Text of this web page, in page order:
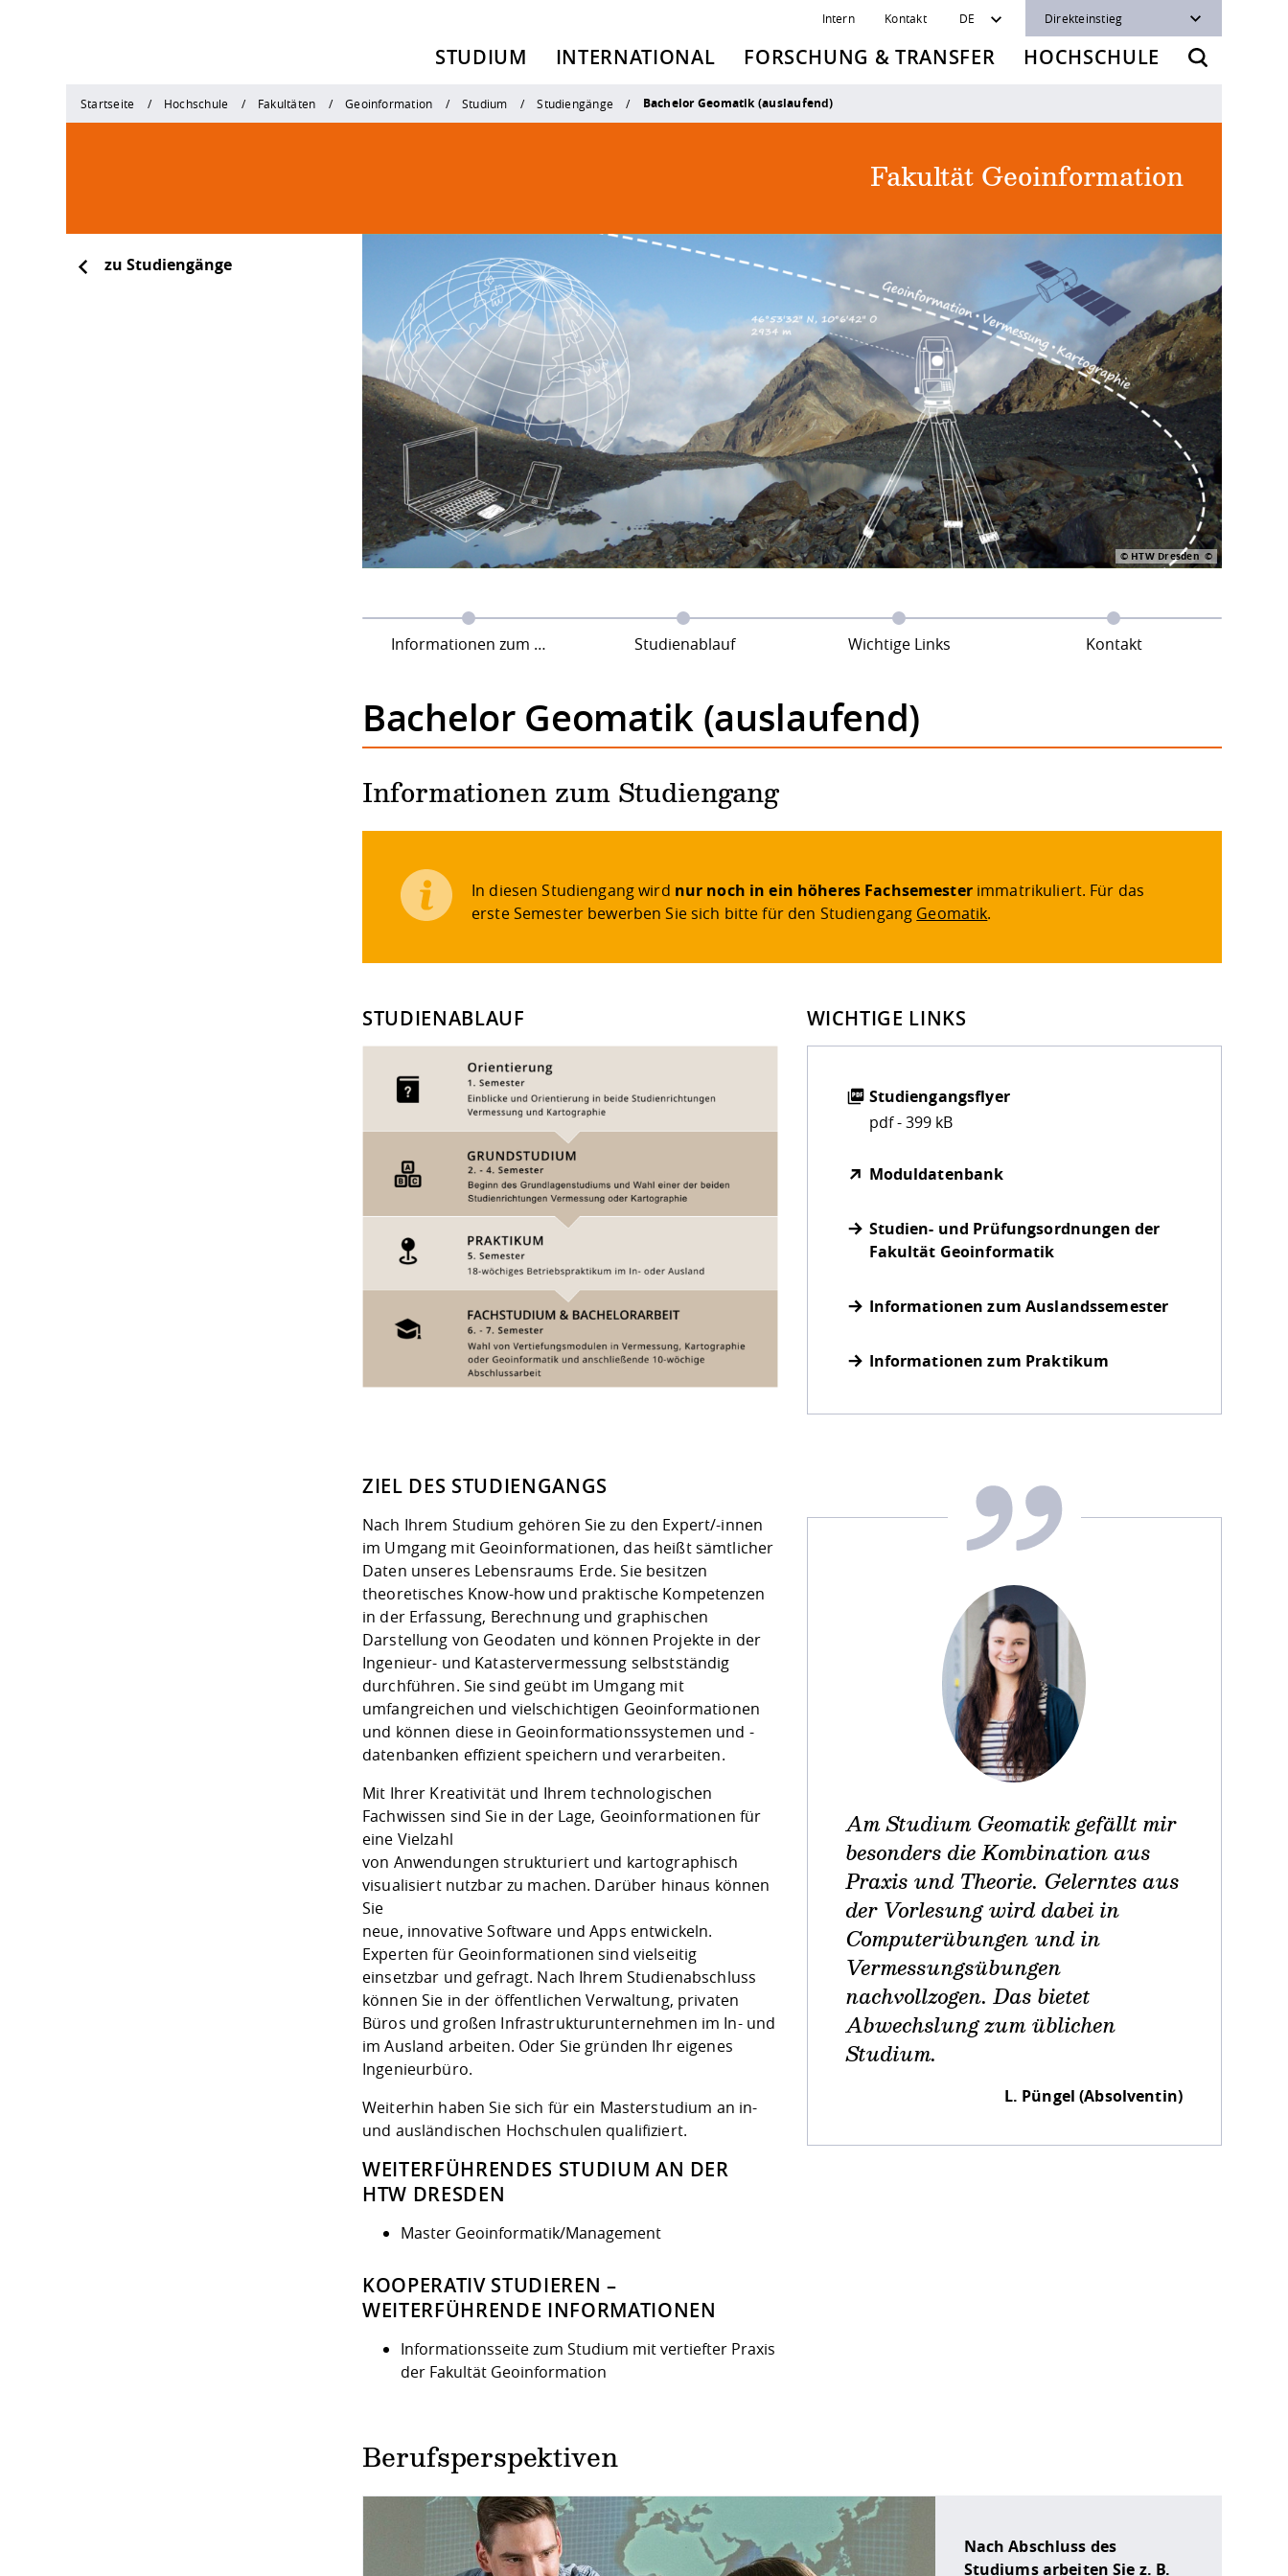
Intern Kontakt DE Direkteinstieg
STUDIUM INTERNATIONAL FORSCHUNG & TRANSFER HOCHSCHULE
Startseite Hochschule Fakultäten Geoinformation Studium Studiengänge Bachelor Geomatik (auslaufend)
Fakultät Geoinformation
zu Studiengänge
© HTW Dresden
Informationen zum Studiengang Studienablauf Wichtige Links Kontakt
Bachelor Geomatik (auslaufend)
Informationen zum Studiengang
In diesen Studiengang wird nur noch in ein höheres Fachsemesterimmatrikuliert. Für das
erste Semester bewerben Sie sich bitte für den Studiengang Geomatik.
STUDIENABLAUF WICHTIGE LINKS
Studiengangsflyer
pdf - 399 kB
Moduldatenbank
Studien- und Prüfungsordnungen der
Fakultät Geoinformatik
Informationen zum Auslandssemester
Informationen zum Praktikum
ZIEL DES STUDIENGANGS
Nach Ihrem Studium gehören Sie zu den Expert/-innen
im Umgang mit Geoinformationen, das heißt sämtlicher
Daten unseres Lebensraums Erde. Sie besitzen
theoretisches Know-how und praktische Kompetenzen
in der Erfassung, Berechnung und graphischen
Darstellung von Geodaten und können Projekte in der
Ingenieur- und Katastervermessung selbstständig
durchführen. Sie sind geübt im Umgang mit
umfangreichen und vielschichtigen Geoinformationen
und können diese in Geoinformationssystemen und -
datenbanken effizient speichern und verarbeiten.
Mit Ihrer Kreativität und Ihrem technologischen
Fachwissen sind Sie in der Lage, Geoinformationen für
eine Vielzahl
von Anwendungen strukturiert und kartographisch
visualisiert nutzbar zu machen. Darüber hinaus können
Sie
neue, innovative Software und Apps entwickeln.
Experten für Geoinformationen sind vielseitig
einsetzbar und gefragt. Nach Ihrem Studienabschluss
können Sie in der öffentlichen Verwaltung, privaten
Büros und großen Infrastrukturunternehmen im In- und
im Ausland arbeiten. Oder Sie gründen Ihr eigenes
Ingenieurbüro.
Weiterhin haben Sie sich für ein Masterstudium an in-
und ausländischen Hochschulen qualifiziert.
WEITERFÜHRENDES STUDIUM AN DER
HTW DRESDEN
Master Geoinformatik/Management
KOOPERATIV STUDIEREN –
WEITERFÜHRENDE INFORMATIONEN
Informationsseite zum Studium mit vertiefter Praxis
der Fakultät Geoinformation
Am Studium Geomatik gefällt mir
besonders die Kombination aus
Praxis und Theorie. Gelerntes aus
der Vorlesung wird dabei in
Computerübungen und in
Vermessungsübungen
nachvollzogen. Das bietet
Abwechslung zum üblichen
Studium.
L. Püngel (Absolventin)
Berufsperspektiven
Nach Abschluss des
Studiums arbeiten Sie z. B.